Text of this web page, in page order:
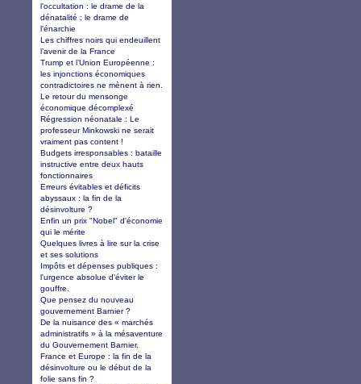
l'occultation : le drame de la
dénatalité ; le drame de
l'énarchie
Les chiffres noirs qui endeuillent
l’avenir de la France
Trump et l’Union Européenne :
les injonctions économiques
contradictoires ne mènent à rien.
Le retour du mensonge
économique décomplexé
Régression néonatale : Le
professeur Minkowski ne serait
vraiment pas content !
Budgets irresponsables : bataille
instructive entre deux hauts
fonctionnaires
Erreurs évitables et déficits
abyssaux : la fin de la
désinvolture ?
Enfin un prix "Nobel" d'économie
qui le mérite
Quelques livres à lire sur la crise
et ses solutions
Impôts et dépenses publiques :
l'urgence absolue d'éviter le
gouffre.
Que pensez du nouveau
gouvernement Barnier ?
De la nuisance des « marchés
administratifs » à la mésaventure
du Gouvernement Barnier.
France et Europe : la fin de la
désinvolture ou le début de la
folie sans fin ?